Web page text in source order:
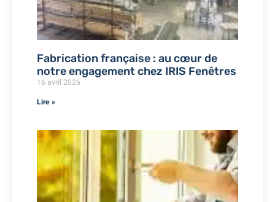
Fabrication française : au cœur de
notre engagement chez IRIS Fenêtres
16 avril 2026
Lire »